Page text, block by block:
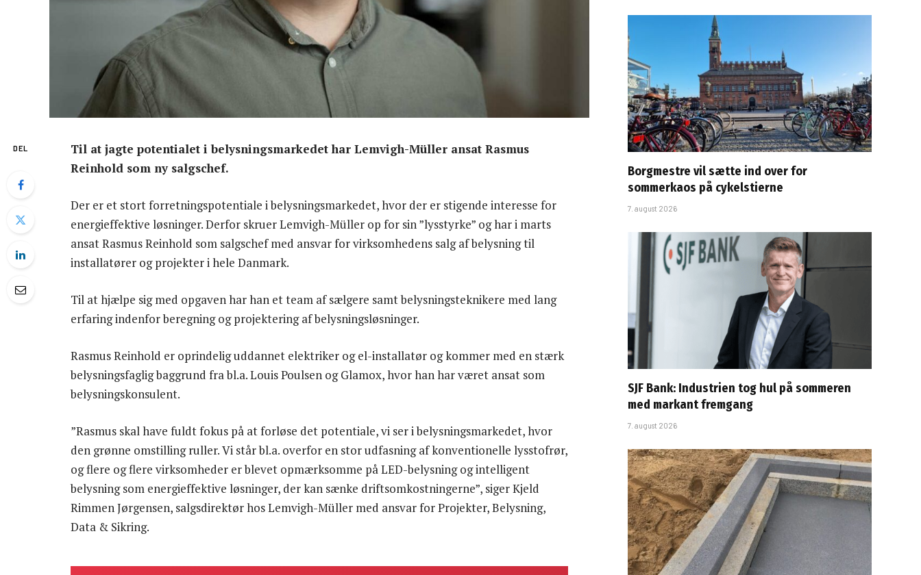
DEL
Til at jagte potentialet i belysningsmarkedet har Lemvigh-Müller ansat Rasmus
Reinhold som ny salgschef.
Der er et stort forretningspotentiale i belysningsmarkedet, hvor der er stigende interesse for
energieffektive løsninger. Derfor skruer Lemvigh-Müller op for sin ”lysstyrke” og har i marts
ansat Rasmus Reinhold som salgschef med ansvar for virksomhedens salg af belysning til
installatører og projekter i hele Danmark.
Til at hjælpe sig med opgaven har han et team af sælgere samt belysningsteknikere med lang
erfaring indenfor beregning og projektering af belysningsløsninger.
Rasmus Reinhold er oprindelig uddannet elektriker og el-installatør og kommer med en stærk
belysningsfaglig baggrund fra bl.a. Louis Poulsen og Glamox, hvor han har været ansat som
belysningskonsulent.
”Rasmus skal have fuldt fokus på at forløse det potentiale, vi ser i belysningsmarkedet, hvor
den grønne omstilling ruller. Vi står bl.a. overfor en stor udfasning af konventionelle lysstofrør,
og flere og flere virksomheder er blevet opmærksomme på LED-belysning og intelligent
belysning som energieffektive løsninger, der kan sænke driftsomkostningerne”, siger Kjeld
Rimmen Jørgensen, salgsdirektør hos Lemvigh-Müller med ansvar for Projekter, Belysning,
Data & Sikring.
Borgmestre vil sætte ind over for
sommerkaos på cykelstierne
7. august 2026
SJF Bank: Industrien tog hul på sommeren
med markant fremgang
7. august 2026